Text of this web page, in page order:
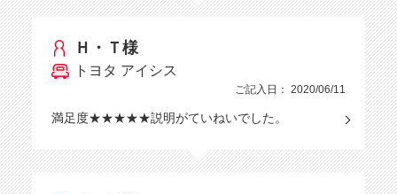
Ｈ・Ｔ様
トヨタ アイシス
ご記入日： 2020/06/11
満足度★★★★★説明がていねいでした。